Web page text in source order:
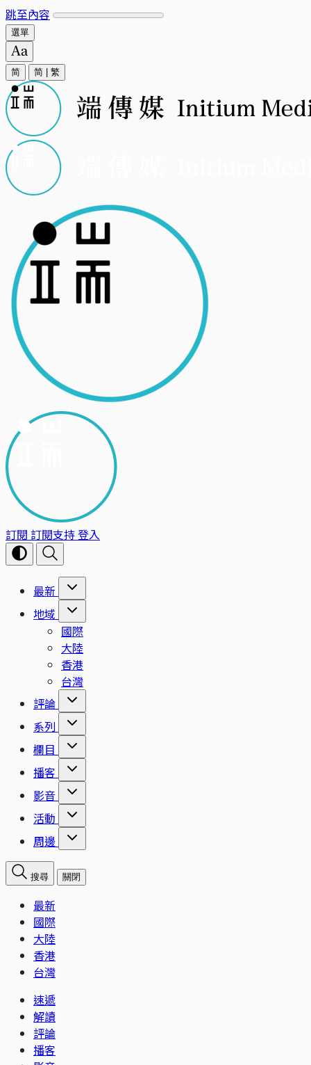
跳至內容
選單
简 简 繁
訂閱 訂閱支持登入
最新
地域
國際
大陸
香港
台灣
評論
系列
欄目
播客
影音
活動
周邊
搜尋 關閉
最新
國際
大陸
香港
台灣
速遞
解讀
評論
播客